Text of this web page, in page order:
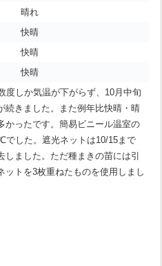
晴れ
快晴
快晴
快晴
度しか気温が下がらず、10月中旬
続きました。また例年比快晴・晴
かったです。簡易ビニール温室の
でした。遮光ネットは10/15まで
しました。ただ種まきの苗には引
ットを3枚重ねたものを使用しまし